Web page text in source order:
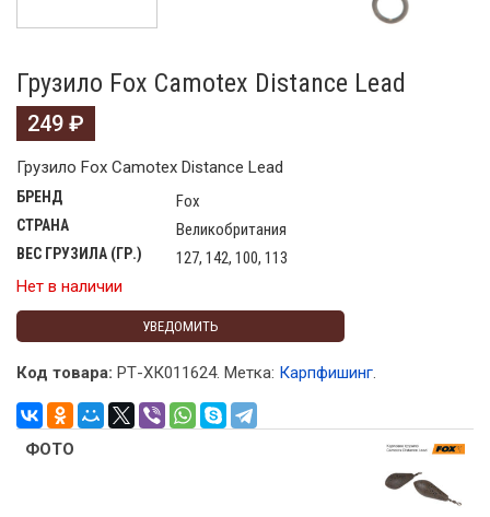
Грузило Fox Camotex Distance Lead
249 ₽
Грузило Fox Camotex Distance Lead
БРЕНД Fox
СТРАНА Великобритания
ВЕС ГРУЗИЛА (ГР.)
127, 142, 100, 113
Нет в наличии
УВЕДОМИТЬ
Код товара: РТ-ХК011624. Метка: Карпфишинг.